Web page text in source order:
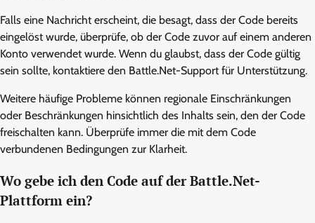
Falls eine Nachricht erscheint, die besagt, dass der Code bereits
eingelöst wurde, überprüfe, ob der Code zuvor auf einem anderen
Konto verwendet wurde. Wenn du glaubst, dass der Code gültig
sein sollte, kontaktiere den Battle.Net-Support für Unterstützung.
Weitere häufige Probleme können regionale Einschränkungen
oder Beschränkungen hinsichtlich des Inhalts sein, den der Code
freischalten kann. Überprüfe immer die mit dem Code
verbundenen Bedingungen zur Klarheit.
Wo gebe ich den Code auf der Battle.Net-
Plattform ein?